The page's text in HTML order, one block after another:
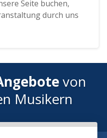
Seite buchen,
durch uns
von
Musikern